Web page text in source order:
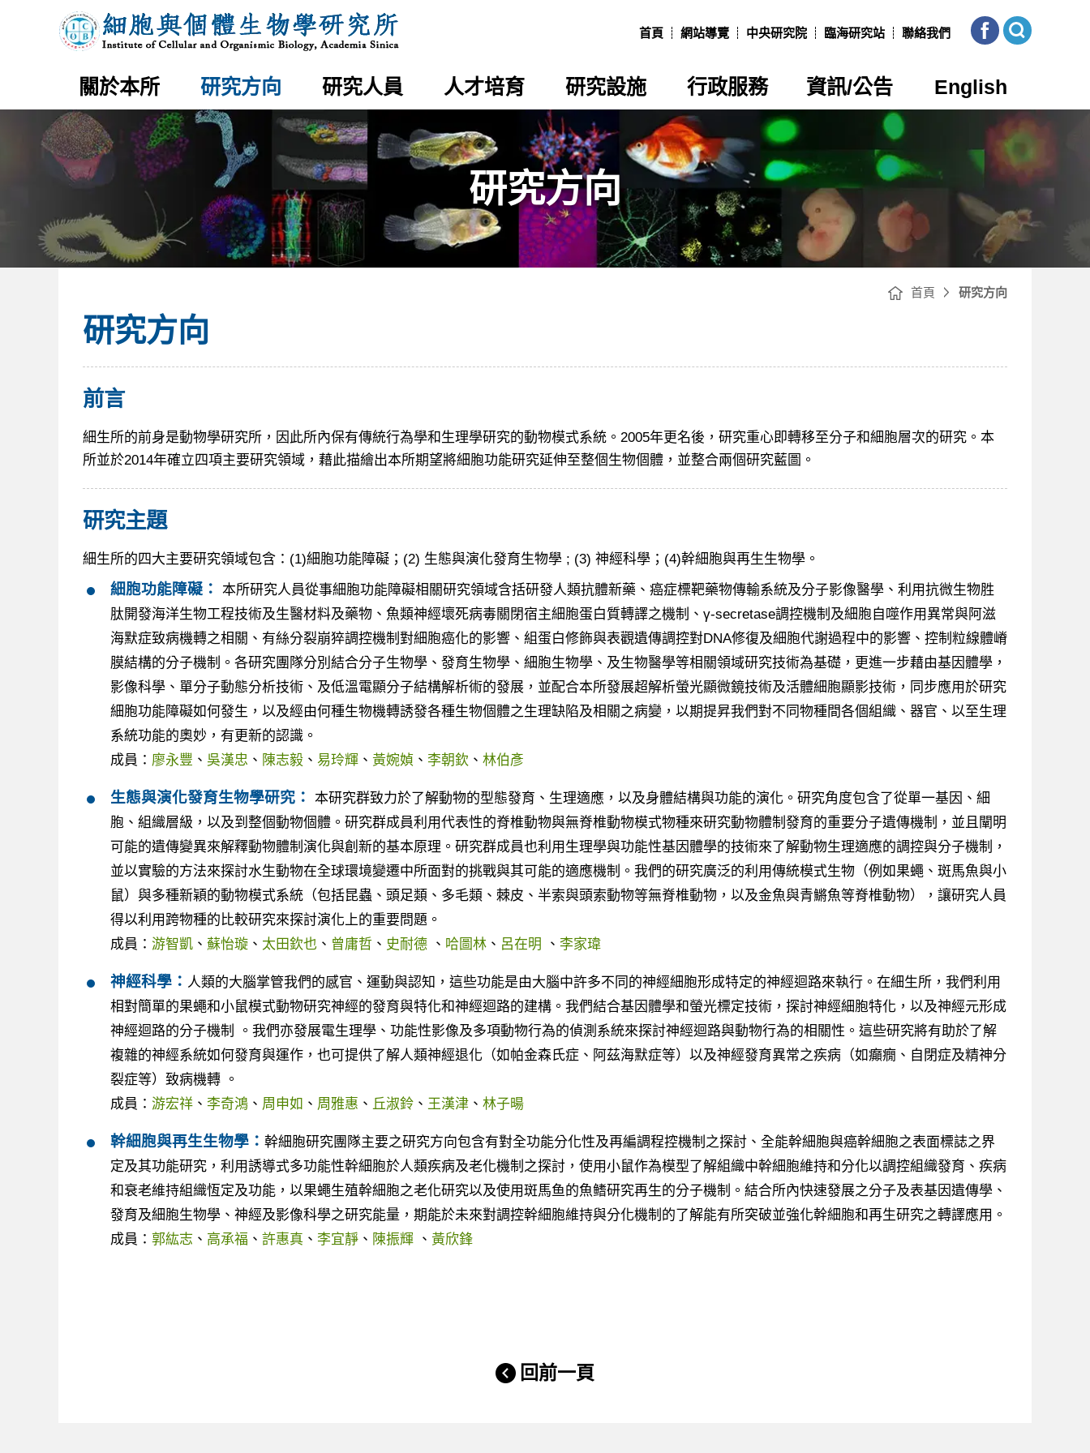
方
向
｜
研
究
院
細
研
究
所
首頁 網站導覽 中央研究院 臨海研究站 聯絡我們
本
所
FB
展
開
網
站
關於本所 研究方向 研究人員 人才培育 研究設施 行政服務 資訊/公告 English
研究方向
首頁 研究方向
研究方向
前言
細生所的前身是動物學研究所，因此所內保有傳統行為學和生理學研究的動物模式系統。2005年更名後，研究重心即轉移至分子和細胞層次的研究。本
所並於2014年確立四項主要研究領域，藉此描繪出本所期望將細胞功能研究延伸至整個生物個體，並整合兩個研究藍圖。
研究主題
細生所的四大主要研究領域包含：(1)細胞功能障礙；(2) 生態與演化發育生物學 ; (3) 神經科學；(4)幹細胞與再生生物學。
細胞功能障礙：
本所研究人員從事細胞功能障礙相關研究領域含括研發人類抗體新藥、癌症標靶藥物傳輸系統及分子影像醫學、利用抗微生物胜
肽開發海洋生物工程技術及生醫材料及藥物、魚類神經壞死病毒關閉宿主細胞蛋白質轉譯之機制、γ-secretase調控機制及細胞自噬作用異常與阿滋
海默症致病機轉之相關、有絲分裂崩猝調控機制對細胞癌化的影響、組蛋白修飾與表觀遺傳調控對DNA修復及細胞代謝過程中的影響、控制粒線體嵴
膜結構的分子機制。各研究團隊分別結合分子生物學、發育生物學、細胞生物學、及生物醫學等相關領域研究技術為基礎，更進一步藉由基因體學，
影像科學、單分子動態分析技術、及低溫電顯分子結構解析術的發展，並配合本所發展超解析螢光顯微鏡技術及活體細胞顯影技術，同步應用於研究
細胞功能障礙如何發生，以及經由何種生物機轉誘發各種生物個體之生理缺陷及相關之病變，以期提昇我們對不同物種間各個組織、器官、以至生理
系統功能的奧妙，有更新的認識。
成員： 廖永豐 、 吳漢忠 、 陳志毅 、 易玲輝 、 黃婉媜 、 李朝欽 、 林伯彥
生態與演化發育生物學研究：
本研究群致力於了解動物的型態發育、生理適應，以及身體結構與功能的演化。研究角度包含了從單一基因、細
胞、組織層級，以及到整個動物個體。研究群成員利用代表性的脊椎動物與無脊椎動物模式物種來研究動物體制發育的重要分子遺傳機制，並且闡明
可能的遺傳變異來解釋動物體制演化與創新的基本原理。研究群成員也利用生理學與功能性基因體學的技術來了解動物生理適應的調控與分子機制，
並以實驗的方法來探討水生動物在全球環境變遷中所面對的挑戰與其可能的適應機制。我們的研究廣泛的利用傳統模式生物（例如果蠅、斑馬魚與小
鼠）與多種新穎的動物模式系統（包括昆蟲、頭足類、多毛類、棘皮、半索與頭索動物等無脊椎動物，以及金魚與青鱂魚等脊椎動物），讓研究人員
得以利用跨物種的比較研究來探討演化上的重要問題。
成員： 游智凱 、 蘇怡璇 、 太田欽也 、 曾庸哲 、 史耐德 、 哈圖林 、 呂在明 、 李家瑋
神經科學： 人類的大腦掌管我們的感官、運動與認知，這些功能是由大腦中許多不同的神經細胞形成特定的神經迴路來執行。在細生所，我們利用
相對簡單的果蠅和小鼠模式動物研究神經的發育與特化和神經迴路的建構。我們結合基因體學和螢光標定技術，探討神經細胞特化，以及神經元形成
神經迴路的分子機制 。我們亦發展電生理學、功能性影像及多項動物行為的偵測系統來探討神經迴路與動物行為的相關性。這些研究將有助於了解
複雜的神經系統如何發育與運作，也可提供了解人類神經退化（如帕金森氏症、阿茲海默症等）以及神經發育異常之疾病（如癲癇、自閉症及精神分
裂症等）致病機轉 。
成員： 游宏祥 、 李奇鴻 、 周申如 、 周雅惠 、 丘淑鈴 、 王漢津 、 林子暘
幹細胞與再生生物學： 幹細胞研究團隊主要之研究方向包含有對全功能分化性及再編調程控機制之探討、全能幹細胞與癌幹細胞之表面標誌之界
定及其功能研究，利用誘導式多功能性幹細胞於人類疾病及老化機制之探討，使用小鼠作為模型了解組織中幹細胞維持和分化以調控組織發育、疾病
和衰老維持組織恆定及功能，以果蠅生殖幹細胞之老化研究以及使用斑馬鱼的魚鳍研究再生的分子機制。結合所內快速發展之分子及表基因遺傳學、
發育及細胞生物學、神經及影像科學之研究能量，期能於未來對調控幹細胞維持與分化機制的了解能有所突破並強化幹細胞和再生研究之轉譯應用。
成員： 郭紘志 、 高承福 、 許惠真 、 李宜靜 、 陳振輝 、 黃欣鋒
回前一頁